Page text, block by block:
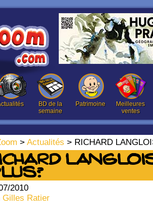
BD de la
semaine
Patrimoine
Meilleures
ventes
> Actualités > RICHARD
2010
Gilles Ratier